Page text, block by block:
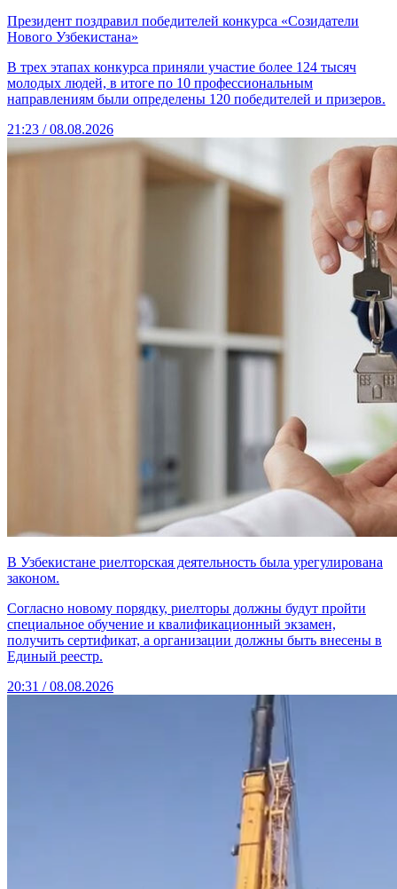
Президент поздравил победителей конкурса «Созидатели
Нового Узбекистана»
В трех этапах конкурса приняли участие более 124 тысяч
молодых людей, в итоге по 10 профессиональным
направлениям были определены 120 победителей и призеров.
21:23 / 08.08.2026
В Узбекистане риелторская деятельность была урегулирована
законом.
Согласно новому порядку, риелторы должны будут пройти
специальное обучение и квалификационный экзамен,
получить сертификат, а организации должны быть внесены в
Единый реестр.
20:31 / 08.08.2026